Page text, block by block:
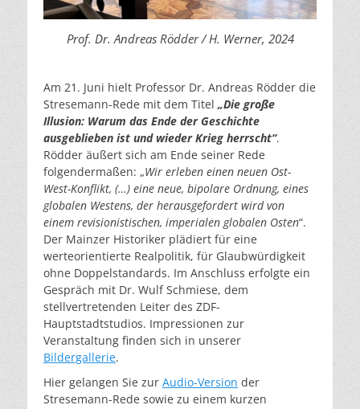
Prof. Dr. Andreas Rödder / H. Werner, 2024
Am 21. Juni hielt Professor Dr. Andreas Rödder die
Stresemann-Rede mit dem Titel „Die große
Illusion: Warum das Ende der Geschichte
ausgeblieben ist und wieder Krieg herrscht“.
Rödder äußert sich am Ende seiner Rede
folgendermaßen: „Wir erleben einen neuen Ost-
West-Konflikt, (…) eine neue, bipolare Ordnung, eines
globalen Westens, der herausgefordert wird von
einem revisionistischen, imperialen globalen Osten“.
Der Mainzer Historiker plädiert für eine
werteorientierte Realpolitik, für Glaubwürdigkeit
ohne Doppelstandards. Im Anschluss erfolgte ein
Gespräch mit Dr. Wulf Schmiese, dem
stellvertretenden Leiter des ZDF-
Hauptstadtstudios. Impressionen zur
Veranstaltung finden sich in unserer
Bildergallerie.
Hier gelangen Sie zur Audio-Version der
Stresemann-Rede sowie zu einem kurzen